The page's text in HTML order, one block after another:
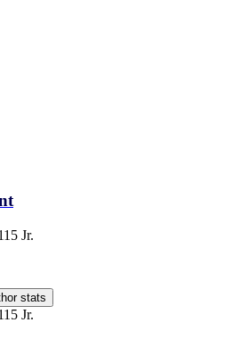
15 Jr.
stats
15 Jr.